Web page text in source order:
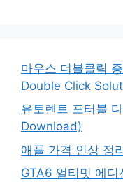
마우스 더블클릭
Double Click
유토렌트 포터블
Download)
애플 가격 인상 정
GTA6 얼티밋 에